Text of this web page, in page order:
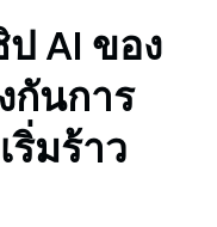
AI ของ
กันการ
ริ่มร้าว